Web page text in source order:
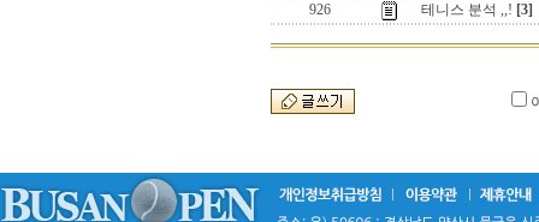
926
테니스 분석 ,,! [3]